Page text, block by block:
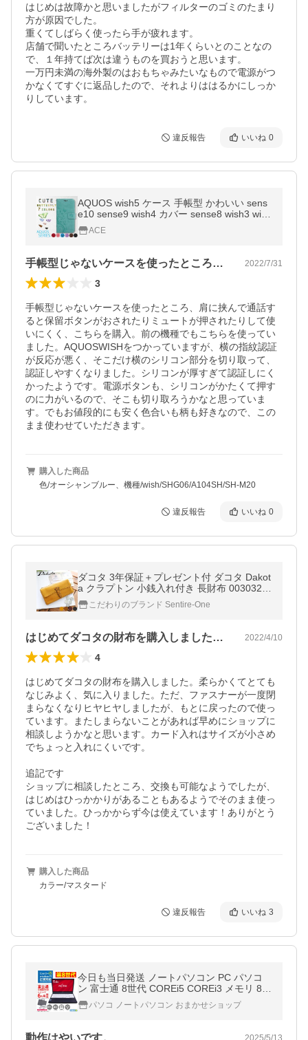
はじめは故障かと思いましたがフィルターのゴミのたまり
方が原因でした。
重くてしばらく使ったら手が疲れます。
店舗で聞いたところバッテリーは1年くらいとのことなの
で、１年持てば次は違うものを買おうと思います。
一万円未満の海外製のはおもちゃみたいなもので電源がつ
かなくてすぐに返品したので、それよりははるかにしっか
違反報告 いいね 0
AQUOS wish5 ケース 手帳型 かわいい sens
e10 sense9 wish4 カバー sense8 wish3 wish
2 wish sense7 sense6s sense6 sense4 sens
e3 R2 花柄 蝶 送料無料
ACE
手帳型じゃないケースを使ったところ、肩… 2022/7/31
3
手帳型じゃないケースを使ったところ、肩に挟んで通話す
ると保留ボタンがおされたりミュートが押されたりして使
いにくく、こちらを購入。前の機種でもこちらを使ってい
ました。AQUOSWISHをつかっていますが、横の指紋認証
が反応が悪く、そこだけ横のシリコン部分を切り取って、
認証しやすくなりました。シリコンが厚すぎて認証しにく
かったようです。電源ボタンも、シリコンがかたくて押す
のに力がいるので、そこも切り取ろうかなと思っていま
す。でもお値段的にも安く色合いも柄も好きなので、この
まま使わせていただきます。
購入した商品
色/オーシャンブルー、機種/wish/SHG06/A104SH/SH-M20
違反報告 いいね 0
ダコタ 3年保証＋プレゼント付 ダコタ Dakot
a クラプトン 小銭入れ付き 長財布 0030324
（0035114）（0030114）
こだわりのブランド Sentire-One
はじめてダコタの財布を購入しました。柔… 2022/4/10
4
はじめてダコタの財布を購入しました。柔らかくてとても
なじみよく、気に入りました。ただ、ファスナーが一度閉
まらなくなりヒヤヒヤしましたが、もとに戻ったので使っ
ています。またしまらないことがあれば早めにショップに
相談しようかなと思います。カード入れはサイズが小さめ
でちょっと入れにくいです。
追記です
ショップに相談したところ、交換も可能なようでしたが、
はじめはひっかかりがあることもあるようでそのまま使っ
ていました。ひっかからず今は使えています！ありがとう
ございました！
購入した商品
カラー/マスタード
違反報告 いいね 3
今日も当日発送 ノートパソコン PC パソコ
ン 富士通 8世代 COREi5 COREi3 メモリ 8G
B SSD 240GB Windows11 15.6型 安い おし
ゃれパソコ ノートパソコン おまかせショップ
動作はやいです。 2025/5/13